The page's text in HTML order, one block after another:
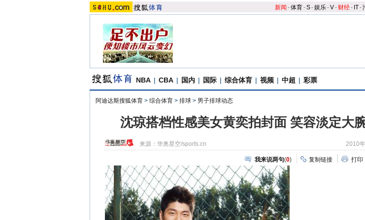
新闻 -体育-S-娱乐-V- 财经- IT-
NBA | CBA | 国内 | 国际 | 综合体育 | 视频 | 中超 | 彩票
阿迪达斯搜狐体育 > 综合体育 > 排球 > 男子排球动态
沈琼搭档性感美女黄奕拍封面 笑容淡定大
来源：华奥星空/sports.cn 2010
我来说两句(0) 复制链接 打印